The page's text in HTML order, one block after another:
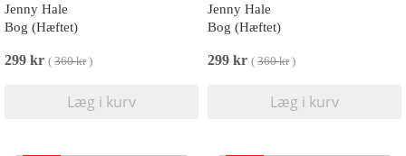
Jenny Hale
Bog (Hæftet)
299 kr ( 360 kr)
Læg i kurv
Jenny Hale
Bog (Hæftet)
299 kr ( 360 kr)
Læg i kurv